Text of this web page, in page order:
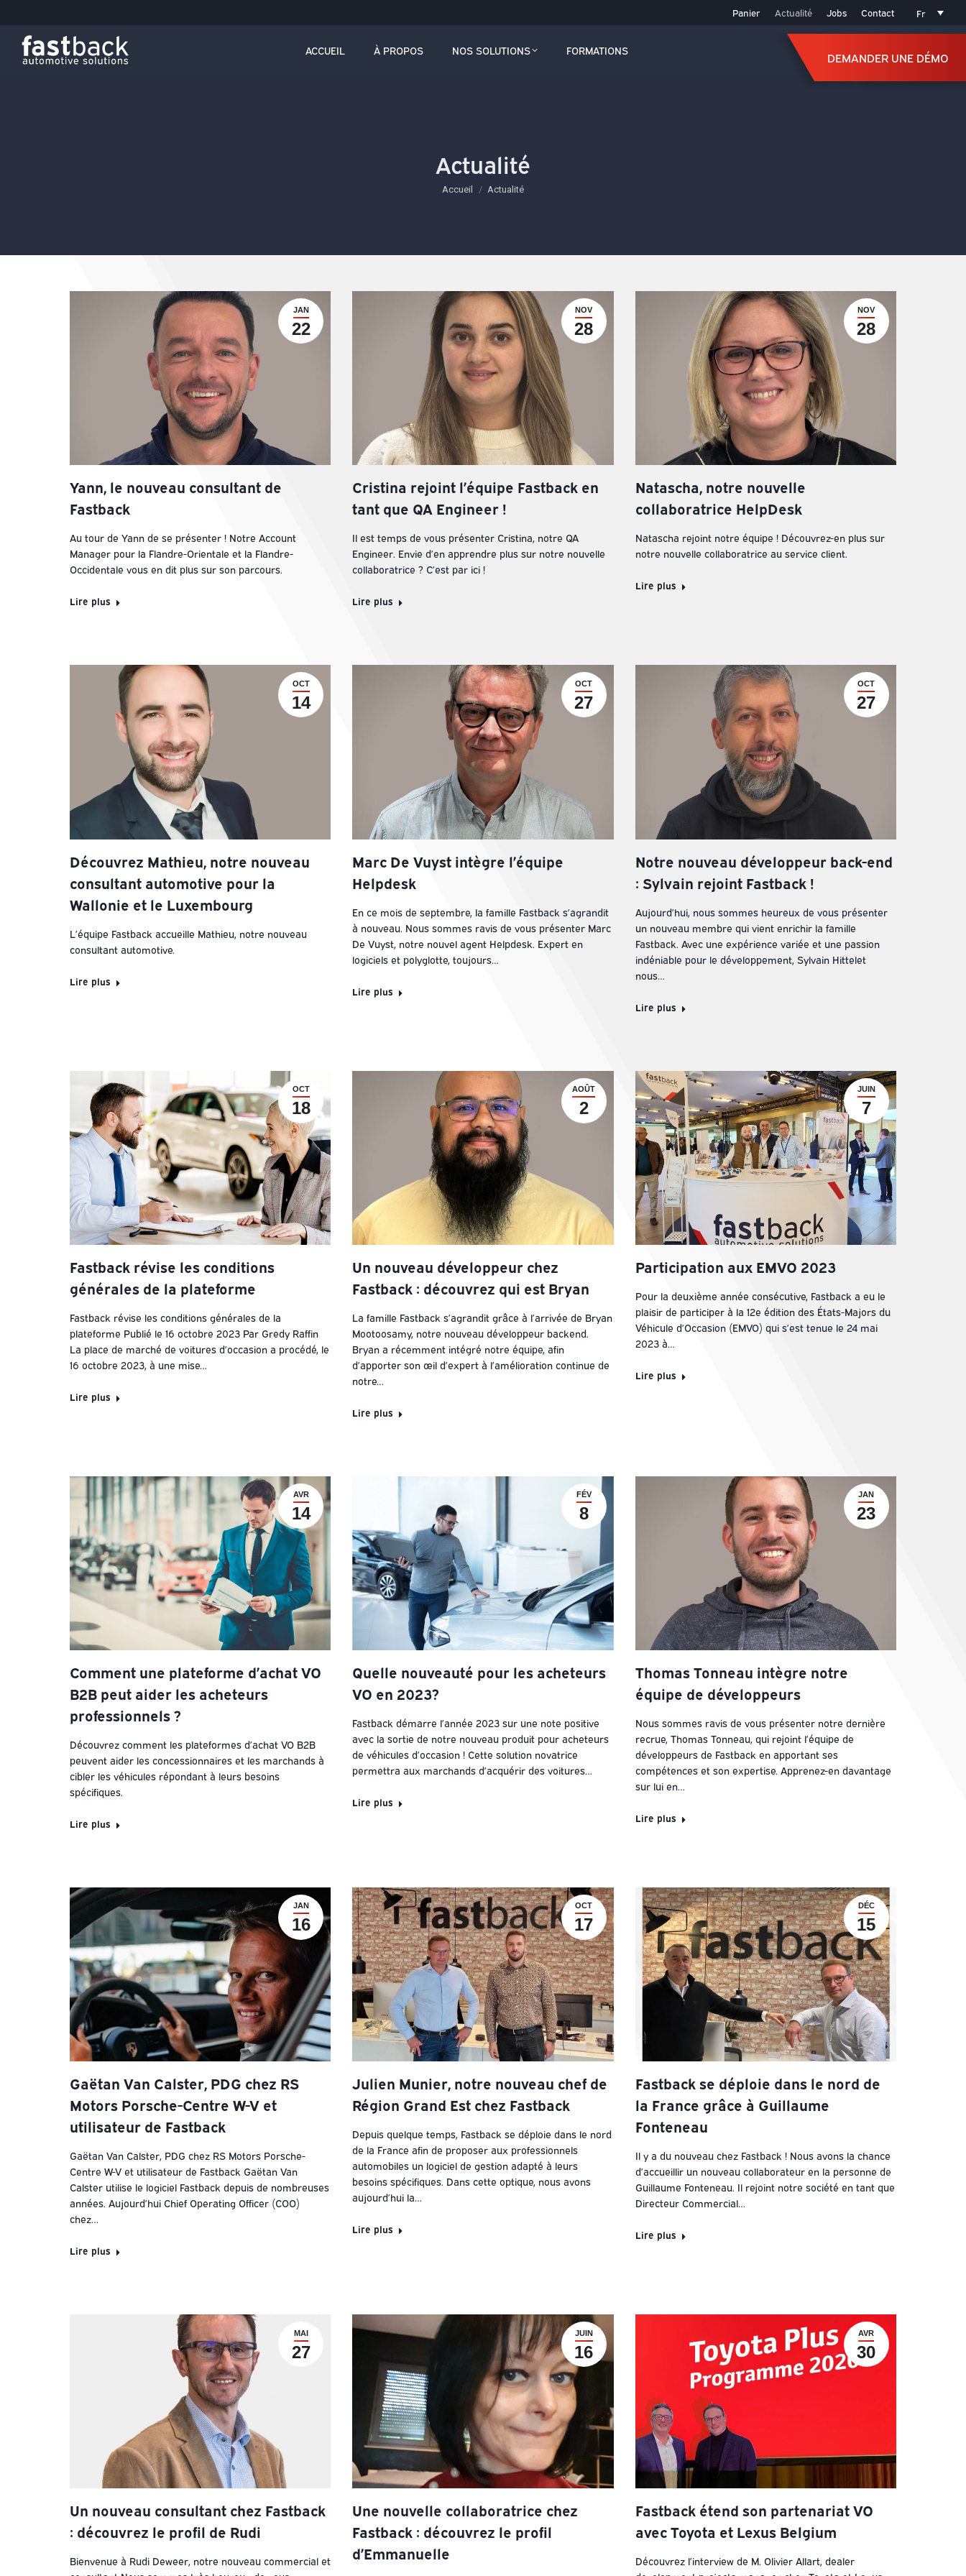
Panier Actualité Jobs Contact Fr
ACCUEIL À PROPOS NOS SOLUTIONS FORMATIONS DEMANDER UNE DÉMO
Actualité
Vous êtes ici :
Accueil Actualité
JAN
22
Yann, le nouveau consultant de
Fastback
Au tour de Yann de se présenter ! Notre Account
Manager pour la Flandre-Orientale et la Flandre-
Occidentale vous en dit plus sur son parcours.
Lire plus
NOV
28
Cristina rejoint l’équipe Fastback en
tant que QA Engineer !
Il est temps de vous présenter Cristina, notre QA
Engineer. Envie d’en apprendre plus sur notre nouvelle
collaboratrice ? C’est par ici !
Lire plus
NOV
28
Natascha, notre nouvelle
collaboratrice HelpDesk
Natascha rejoint notre équipe ! Découvrez-en plus sur
notre nouvelle collaboratrice au service client.
Lire plus
OCT
14
Découvrez Mathieu, notre nouveau
consultant automotive pour la
Wallonie et le Luxembourg
L’équipe Fastback accueille Mathieu, notre nouveau
consultant automotive.
Lire plus
OCT
27
Marc De Vuyst intègre l’équipe
Helpdesk
En ce mois de septembre, la famille Fastback s’agrandit
à nouveau. Nous sommes ravis de vous présenter Marc
De Vuyst, notre nouvel agent Helpdesk. Expert en
logiciels et polyglotte, toujours…
Lire plus
OCT
27
Notre nouveau développeur back-end
: Sylvain rejoint Fastback !
Aujourd’hui, nous sommes heureux de vous présenter
un nouveau membre qui vient enrichir la famille
Fastback. Avec une expérience variée et une passion
indéniable pour le développement, Sylvain Hittelet
nous…
Lire plus
OCT
18
Fastback révise les conditions
générales de la plateforme
Fastback révise les conditions générales de la
plateforme Publié le 16 octobre 2023 Par Gredy Raffin
La place de marché de voitures d’occasion a procédé, le
16 octobre 2023, à une mise…
Lire plus
AOÛT
2
Un nouveau développeur chez
Fastback : découvrez qui est Bryan
La famille Fastback s’agrandit grâce à l’arrivée de Bryan
Mootoosamy, notre nouveau développeur backend.
Bryan a récemment intégré notre équipe, afin
d’apporter son œil d’expert à l’amélioration continue de
notre…
Lire plus
JUIN
7
Participation aux EMVO 2023
Pour la deuxième année consécutive, Fastback a eu le
plaisir de participer à la 12e édition des États-Majors du
Véhicule d’Occasion (EMVO) qui s’est tenue le 24 mai
2023 à…
Lire plus
AVR
14
Comment une plateforme d’achat VO
B2B peut aider les acheteurs
professionnels ?
Découvrez comment les plateformes d’achat VO B2B
peuvent aider les concessionnaires et les marchands à
cibler les véhicules répondant à leurs besoins
spécifiques.
Lire plus
FÉV
8
Quelle nouveauté pour les acheteurs
VO en 2023?
Fastback démarre l’année 2023 sur une note positive
avec la sortie de notre nouveau produit pour acheteurs
de véhicules d’occasion ! Cette solution novatrice
permettra aux marchands d’acquérir des voitures…
Lire plus
JAN
23
Thomas Tonneau intègre notre
équipe de développeurs
Nous sommes ravis de vous présenter notre dernière
recrue, Thomas Tonneau, qui rejoint l’équipe de
développeurs de Fastback en apportant ses
compétences et son expertise. Apprenez-en davantage
sur lui en…
Lire plus
JAN
16
Gaëtan Van Calster, PDG chez RS
Motors Porsche-Centre W-V et
utilisateur de Fastback
Gaëtan Van Calster, PDG chez RS Motors Porsche-
Centre W-V et utilisateur de Fastback Gaëtan Van
Calster utilise le logiciel Fastback depuis de nombreuses
années. Aujourd’hui Chief Operating Officer (COO)
chez…
Lire plus
OCT
17
Julien Munier, notre nouveau chef de
Région Grand Est chez Fastback
Depuis quelque temps, Fastback se déploie dans le nord
de la France afin de proposer aux professionnels
automobiles un logiciel de gestion adapté à leurs
besoins spécifiques. Dans cette optique, nous avons
aujourd’hui la…
Lire plus
DÉC
15
Fastback se déploie dans le nord de
la France grâce à Guillaume
Fonteneau
Il y a du nouveau chez Fastback ! Nous avons la chance
d’accueillir un nouveau collaborateur en la personne de
Guillaume Fonteneau. Il rejoint notre société en tant que
Directeur Commercial…
Lire plus
MAI
27
Un nouveau consultant chez Fastback
: découvrez le profil de Rudi
Bienvenue à Rudi Deweer, notre nouveau commercial et
JUIN
16
Une nouvelle collaboratrice chez
Fastback : découvrez le profil
d’Emmanuelle
AVR
30
Fastback étend son partenariat VO
avec Toyota et Lexus Belgium
Découvrez l’interview de M. Olivier Allart, dealer